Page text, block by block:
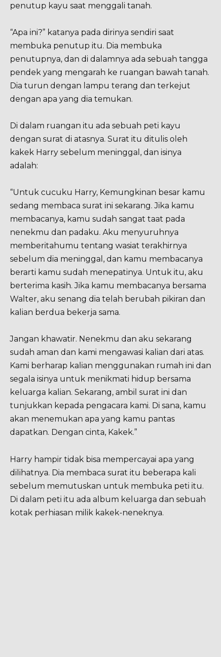
penutup kayu saat menggali tanah.
“Apa ini?” katanya pada dirinya sendiri saat
membuka penutup itu. Dia membuka
penutupnya, dan di dalamnya ada sebuah tangga
pendek yang mengarah ke ruangan bawah tanah.
Dia turun dengan lampu terang dan terkejut
dengan apa yang dia temukan.
Di dalam ruangan itu ada sebuah peti kayu
dengan surat di atasnya. Surat itu ditulis oleh
kakek Harry sebelum meninggal, dan isinya
adalah:
“Untuk cucuku Harry, Kemungkinan besar kamu
sedang membaca surat ini sekarang. Jika kamu
membacanya, kamu sudah sangat taat pada
nenekmu dan padaku. Aku menyuruhnya
memberitahumu tentang wasiat terakhirnya
sebelum dia meninggal, dan kamu membacanya
berarti kamu sudah menepatinya. Untuk itu, aku
berterima kasih. Jika kamu membacanya bersama
Walter, aku senang dia telah berubah pikiran dan
kalian berdua bekerja sama.
Jangan khawatir. Nenekmu dan aku sekarang
sudah aman dan kami mengawasi kalian dari atas.
Kami berharap kalian menggunakan rumah ini dan
segala isinya untuk menikmati hidup bersama
keluarga kalian. Sekarang, ambil surat ini dan
tunjukkan kepada pengacara kami. Di sana, kamu
akan menemukan apa yang kamu pantas
dapatkan. Dengan cinta, Kakek.”
Harry hampir tidak bisa mempercayai apa yang
dilihatnya. Dia membaca surat itu beberapa kali
sebelum memutuskan untuk membuka peti itu.
Di dalam peti itu ada album keluarga dan sebuah
kotak perhiasan milik kakek-neneknya.